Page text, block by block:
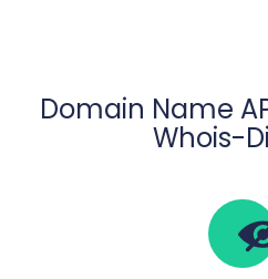
Domain Name
Whois-